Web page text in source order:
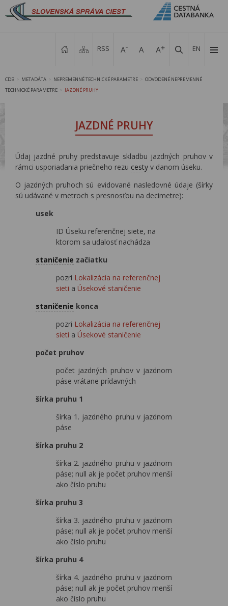
EN
RSS
CDB METADÁTA NEPREMENNÉ TECHNICKÉ PARAMETRE
ODVODENÉ NEPREMENNÉ
TECHNICKÉ PARAMETRE
JAZDNÉ PRUHY
JAZDNÉ PRUHY
Údaj jazdné pruhy predstavuje skladbu jazdných pruhov v
rámci usporiadania priečneho rezu cesty v danom úseku.
O jazdných pruhoch sú evidované nasledovné údaje (šírky
sú udávané v metroch s presnosťou na decimetre):
usek
ID Úseku referenčnej siete, na
ktorom sa udalosť nachádza
staničenie začiatku
pozri Lokalizácia na referenčnej
sieti a Úsekové staničenie
staničenie konca
pozri Lokalizácia na referenčnej
sieti a Úsekové staničenie
počet pruhov
počet jazdných pruhov v jazdnom
páse vrátane prídavných
šírka pruhu 1
šírka 1. jazdného pruhu v jazdnom
páse
šírka pruhu 2
šírka 2. jazdného pruhu v jazdnom
páse; null ak je počet pruhov menší
ako číslo pruhu
šírka pruhu 3
šírka 3. jazdného pruhu v jazdnom
páse; null ak je počet pruhov menší
ako číslo pruhu
šírka pruhu 4
šírka 4. jazdného pruhu v jazdnom
páse; null ak je počet pruhov menší
ako číslo pruhu